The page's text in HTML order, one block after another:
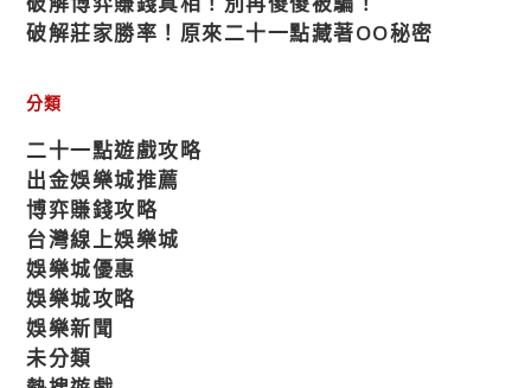
破解莊家勝率！原來二十一點藏著OO秘密
分類
二十一點遊戲攻略
出金娛樂城推薦
博弈賺錢攻略
台灣線上娛樂城
娛樂城優惠
娛樂城攻略
娛樂新聞
未分類